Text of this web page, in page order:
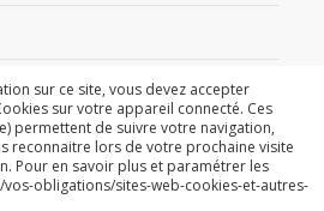
sur ce site, vous devez accepter
sur votre appareil connecté. Ces
permettent de suivre votre navigation,
reconnaitre lors de votre prochaine visite
Pour en savoir plus et paramétrer les
obligations/sites-web-cookies-et-autres-